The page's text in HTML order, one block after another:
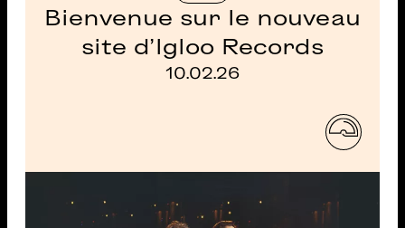
Bienvenue sur le nouveau
site d'Igloo Records
10.02.26